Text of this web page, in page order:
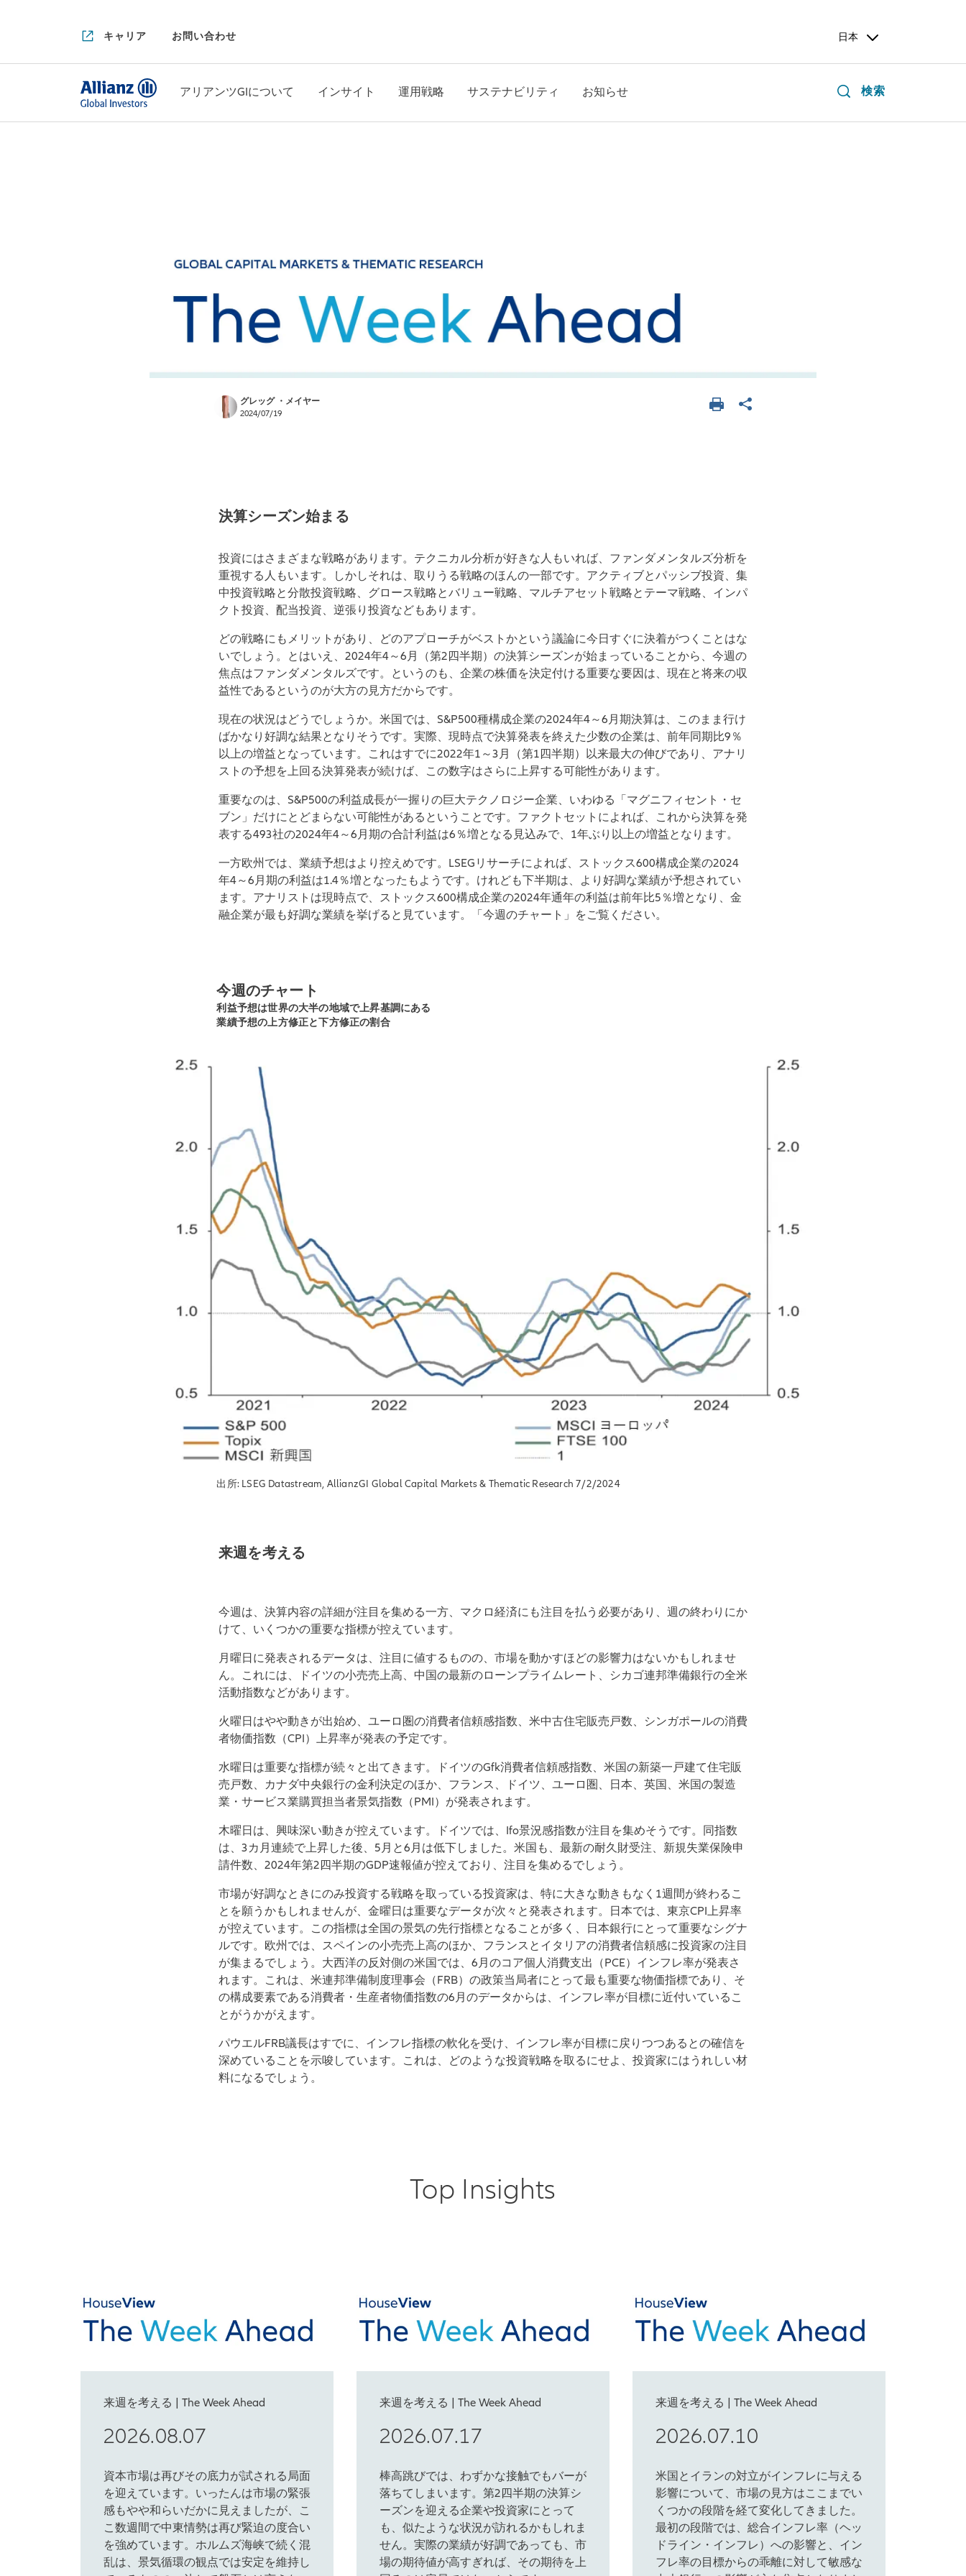
キャリア お問い合わせ 日本
アリアンツGIについて インサイト 運用戦略 サステナビリティ お知らせ 検索
グレッグ ・メイヤー
2024/07/19
決算シーズン始まる
投資にはさまざまな戦略があります。テクニカル分析が好きな人もいれば、ファンダメンタルズ分析を
重視する人もいます。しかしそれは、取りうる戦略のほんの一部です。アクティブとパッシブ投資、集
中投資戦略と分散投資戦略、グロース戦略とバリュー戦略、マルチアセット戦略とテーマ戦略、インパ
クト投資、配当投資、逆張り投資などもあります。
どの戦略にもメリットがあり、どのアプローチがベストかという議論に今日すぐに決着がつくことはな
いでしょう。とはいえ、2024年4～6月（第2四半期）の決算シーズンが始まっていることから、今週の
焦点はファンダメンタルズです。というのも、企業の株価を決定付ける重要な要因は、現在と将来の収
益性であるというのが大方の見方だからです。
現在の状況はどうでしょうか。米国では、S&P500種構成企業の2024年4～6月期決算は、このまま行け
ばかなり好調な結果となりそうです。実際、現時点で決算発表を終えた少数の企業は、前年同期比9％
以上の増益となっています。これはすでに2022年1～3月（第1四半期）以来最大の伸びであり、アナリ
ストの予想を上回る決算発表が続けば、この数字はさらに上昇する可能性があります。
重要なのは、S&P500の利益成長が一握りの巨大テクノロジー企業、いわゆる「マグニフィセント・セ
ブン」だけにとどまらない可能性があるということです。ファクトセットによれば、これから決算を発
表する493社の2024年4～6月期の合計利益は6％増となる見込みで、1年ぶり以上の増益となります。
一方欧州では、業績予想はより控えめです。LSEGリサーチによれば、ストックス600構成企業の2024
年4～6月期の利益は1.4％増となったもようです。けれども下半期は、より好調な業績が予想されてい
ます。アナリストは現時点で、ストックス600構成企業の2024年通年の利益は前年比5％増となり、金
融企業が最も好調な業績を挙げると見ています。「今週のチャート」をご覧ください。
今週のチャート
利益予想は世界の大半の地域で上昇基調にある
業績予想の上方修正と下方修正の割合
出所: LSEG Datastream, AllianzGI Global Capital Markets & Thematic Research 7/2/2024
来週を考える
今週は、決算内容の詳細が注目を集める一方、マクロ経済にも注目を払う必要があり、週の終わりにか
けて、いくつかの重要な指標が控えています。
月曜日に発表されるデータは、注目に値するものの、市場を動かすほどの影響力はないかもしれませ
ん。これには、ドイツの小売売上高、中国の最新のローンプライムレート、シカゴ連邦準備銀行の全米
活動指数などがあります。
火曜日はやや動きが出始め、ユーロ圏の消費者信頼感指数、米中古住宅販売戸数、シンガポールの消費
者物価指数（CPI）上昇率が発表の予定です。
水曜日は重要な指標が続々と出てきます。ドイツのGfk消費者信頼感指数、米国の新築一戸建て住宅販
売戸数、カナダ中央銀行の金利決定のほか、フランス、ドイツ、ユーロ圏、日本、英国、米国の製造
業・サービス業購買担当者景気指数（PMI）が発表されます。
木曜日は、興味深い動きが控えています。ドイツでは、Ifo景況感指数が注目を集めそうです。同指数
は、3カ月連続で上昇した後、5月と6月は低下しました。米国も、最新の耐久財受注、新規失業保険申
請件数、2024年第2四半期のGDP速報値が控えており、注目を集めるでしょう。
市場が好調なときにのみ投資する戦略を取っている投資家は、特に大きな動きもなく1週間が終わるこ
とを願うかもしれませんが、金曜日は重要なデータが次々と発表されます。日本では、東京CPI上昇率
が控えています。この指標は全国の景気の先行指標となることが多く、日本銀行にとって重要なシグナ
ルです。欧州では、スペインの小売売上高のほか、フランスとイタリアの消費者信頼感に投資家の注目
が集まるでしょう。大西洋の反対側の米国では、6月のコア個人消費支出（PCE）インフレ率が発表さ
れます。これは、米連邦準備制度理事会（FRB）の政策当局者にとって最も重要な物価指標であり、そ
の構成要素である消費者・生産者物価指数の6月のデータからは、インフレ率が目標に近付いているこ
とがうかがえます。
パウエルFRB議長はすでに、インフレ指標の軟化を受け、インフレ率が目標に戻りつつあるとの確信を
深めていることを示唆しています。これは、どのような投資戦略を取るにせよ、投資家にはうれしい材
料になるでしょう。
Top Insights
来週を考える | The Week Ahead
2026.08.07
資本市場は再びその底力が試される局面
を迎えています。いったんは市場の緊張
感もやや和らいだかに見えましたが、こ
こ数週間で中東情勢は再び緊迫の度合い
を強めています。ホルムズ海峡で続く混
乱は、景気循環の観点では安定を維持し
来週を考える | The Week Ahead
2026.07.17
棒高跳びでは、わずかな接触でもバーが
落ちてしまいます。第2四半期の決算シ
ーズンを迎える企業や投資家にとって
も、似たような状況が訪れるかもしれま
せん。実際の業績が好調であっても、市
場の期待値が高すぎれば、その期待を上
来週を考える | The Week Ahead
2026.07.10
米国とイランの対立がインフレに与える
影響について、市場の見方はここまでい
くつかの段階を経て変化してきました。
最初の段階では、総合インフレ率（ヘッ
ドライン・インフレ）への影響と、イン
フレ率の目標からの乖離に対して敏感な